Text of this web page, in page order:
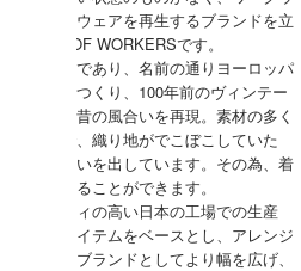
リタリーウェアを再生するブランドを立
OF WORKERSです。
服再生』であり、名前の通りヨーロッパ
の工場でつくり、100年前のヴィンテー
こして、昔の風合いを再現。素材の多く
ットンで、織り地がでこぼこしていた
特の味わいを出しています。その為、着
を堪能することができます。
クォリティの高い日本の工場での生産
テージアイテムをベースとし、アレンジ
リース。ブランドとしてより幅を広げ、